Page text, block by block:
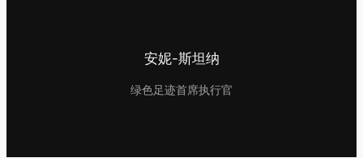
安妮-斯坦纳
绿色足迹首席执行官